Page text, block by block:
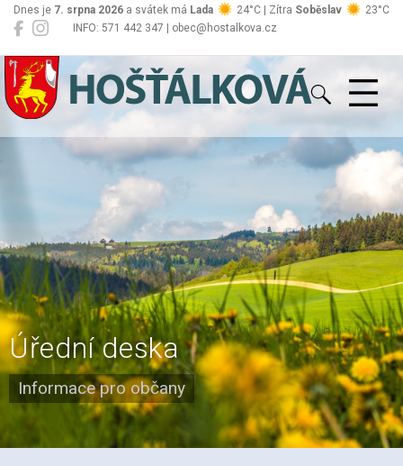
INFO: 571 442 347 | obec@hostalkova.cz
Dnes je 7. srpna 2026 a svátek má Lada 24°C | Zítra Soběslav 23°C
Hošťálková
Úřední deska
Informace pro občany